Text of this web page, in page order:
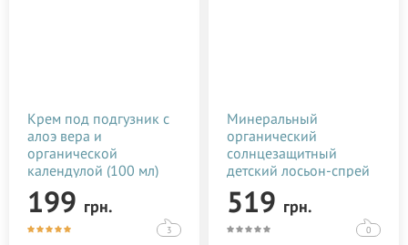
Крем под подгузник с
алоэ вера и
органической
календулой (100 мл)
199 грн.
3
Минеральный
органический
солнцезащитный
детский лосьон-спрей
(SPF-30, UVА/UVB, 70
мл)
519 грн.
0